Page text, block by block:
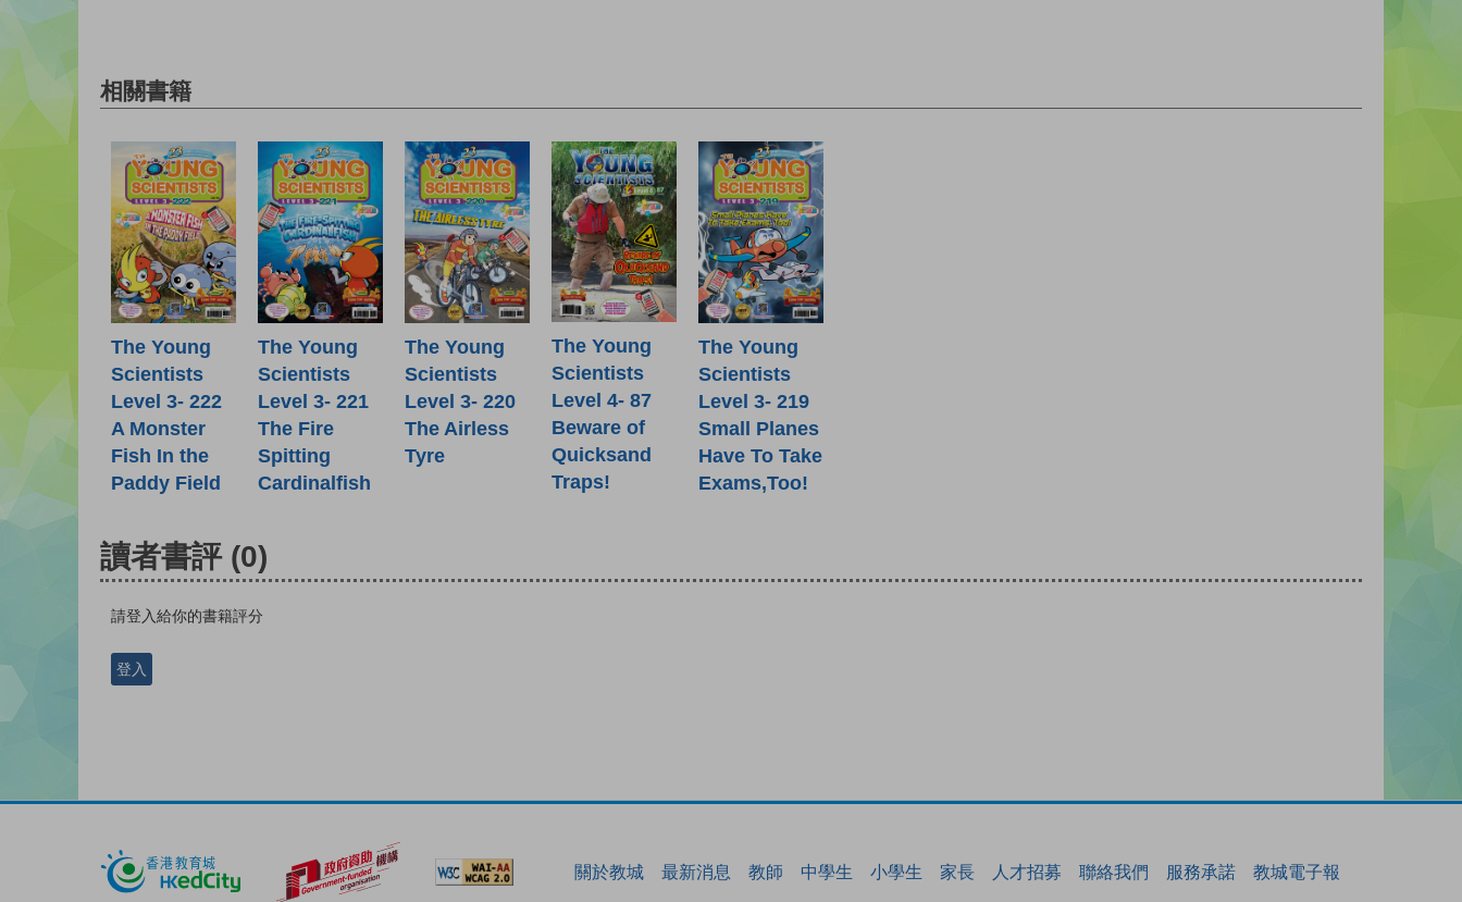
相關書籍
The Young
Scientists
Level 3- 222
A Monster
Fish In the
Paddy Field
The Young
Scientists
Level 3- 221
The Fire
Spitting
Cardinalfish
The Young
Scientists
Level 3- 220
The Airless
Tyre
The Young
Scientists
Level 4- 87
Beware of
Quicksand
Traps!
The Young
Scientists
Level 3- 219
Small Planes
Have To Take
Exams,Too!
讀者書評 (0)
請登入給你的書籍評分
登入
關於教城 最新消息 教師 中學生 小學生 家長 人才招募 聯絡我們 服務承諾 教城電子報